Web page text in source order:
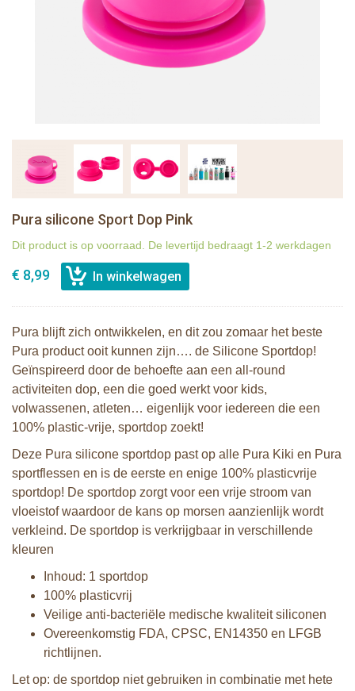
Pura silicone Sport Dop Pink
Dit product is op voorraad. De levertijd bedraagt 1-2 werkdagen
€ 8,99
Pura blijft zich ontwikkelen, en dit zou zomaar het beste
Pura product ooit kunnen zijn…. de Silicone Sportdop!
Geïnspireerd door de behoefte aan een all-round
activiteiten dop, een die goed werkt voor kids,
volwassenen, atleten… eigenlijk voor iedereen die een
100% plastic-vrije, sportdop zoekt!
Deze Pura silicone sportdop past op alle Pura Kiki en Pura
sportflessen en is de eerste en enige 100% plasticvrije
sportdop! De sportdop zorgt voor een vrije stroom van
vloeistof waardoor de kans op morsen aanzienlijk wordt
verkleind. De sportdop is verkrijgbaar in verschillende
kleuren
Inhoud: 1 sportdop
100% plasticvrij
Veilige anti-bacteriële medische kwaliteit siliconen
Overeenkomstig FDA, CPSC, EN14350 en LFGB
richtlijnen.
Let op: de sportdop niet gebruiken in combinatie met hete